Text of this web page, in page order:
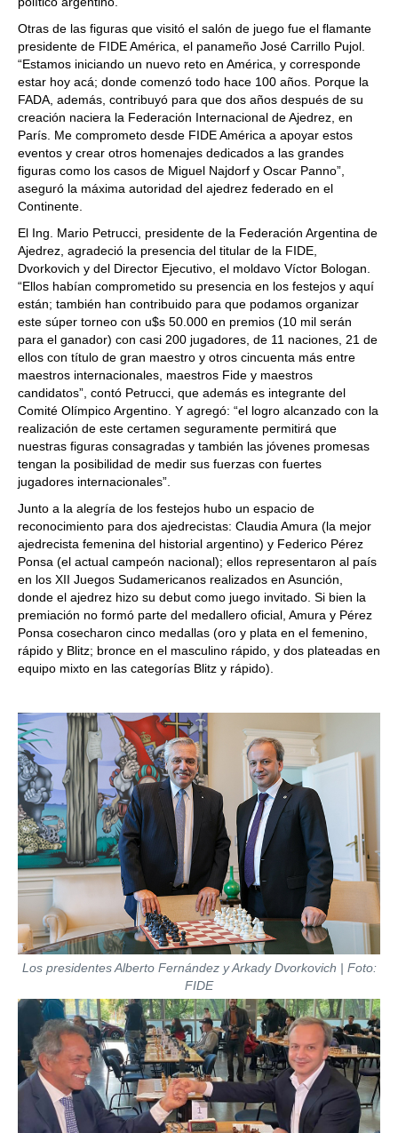
Otras de las figuras que visitó el salón de juego fue el flamante
presidente de FIDE América, el panameño José Carrillo Pujol.
“Estamos iniciando un nuevo reto en América, y corresponde
estar hoy acá; donde comenzó todo hace 100 años. Porque la
FADA, además, contribuyó para que dos años después de su
creación naciera la Federación Internacional de Ajedrez, en
París. Me comprometo desde FIDE América a apoyar estos
eventos y crear otros homenajes dedicados a las grandes
figuras como los casos de Miguel Najdorf y Oscar Panno”,
aseguró la máxima autoridad del ajedrez federado en el
Continente.
El Ing. Mario Petrucci, presidente de la Federación Argentina de
Ajedrez, agradeció la presencia del titular de la FIDE,
Dvorkovich y del Director Ejecutivo, el moldavo Víctor Bologan.
“Ellos habían comprometido su presencia en los festejos y aquí
están; también han contribuido para que podamos organizar
este súper torneo con u$s 50.000 en premios (10 mil serán
para el ganador) con casi 200 jugadores, de 11 naciones, 21 de
ellos con título de gran maestro y otros cincuenta más entre
maestros internacionales, maestros Fide y maestros
candidatos”, contó Petrucci, que además es integrante del
Comité Olímpico Argentino. Y agregó: “el logro alcanzado con la
realización de este certamen seguramente permitirá que
nuestras figuras consagradas y también las jóvenes promesas
tengan la posibilidad de medir sus fuerzas con fuertes
jugadores internacionales”.
Junto a la alegría de los festejos hubo un espacio de
reconocimiento para dos ajedrecistas: Claudia Amura (la mejor
ajedrecista femenina del historial argentino) y Federico Pérez
Ponsa (el actual campeón nacional); ellos representaron al país
en los XII Juegos Sudamericanos realizados en Asunción,
donde el ajedrez hizo su debut como juego invitado. Si bien la
premiación no formó parte del medallero oficial, Amura y Pérez
Ponsa cosecharon cinco medallas (oro y plata en el femenino,
rápido y Blitz; bronce en el masculino rápido, y dos plateadas en
equipo mixto en las categorías Blitz y rápido).
Los presidentes Alberto Fernández y Arkady Dvorkovich | Foto:
FIDE